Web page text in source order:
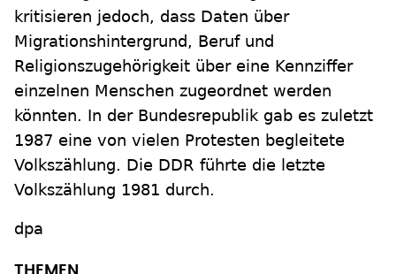
kritisieren jedoch, dass Daten über
Migrationshintergrund, Beruf und
Religionszugehörigkeit über eine Kennziffer
einzelnen Menschen zugeordnet werden
könnten. In der Bundesrepublik gab es zuletzt
1987 eine von vielen Protesten begleitete
Volkszählung. Die DDR führte die letzte
Volkszählung 1981 durch.
dpa